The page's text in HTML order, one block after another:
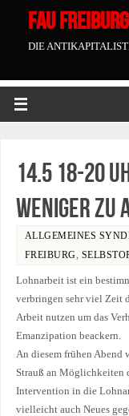
FAU FREIBURG
DIE
14.5 18-20
weniger zu
ALLGEMEINES
FREIBURG,
Lohnarbeit ist ein
verbringen sehr viel Zeit
Arbeit nutzen um das
Emanzipation beackern.
An diesem frühen Abend
Strauß an
Intervention in die
vielleicht auch Neues